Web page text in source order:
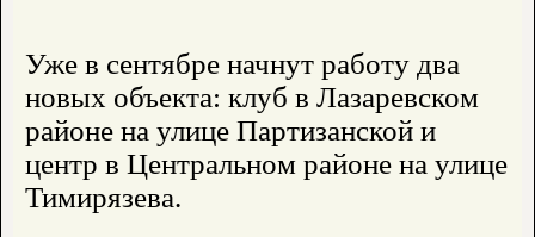
Уже в сентябре начнут работу два
новых объекта: клуб в Лазаревском
районе на улице Партизанской и
центр в Центральном районе на улице
Тимирязева.